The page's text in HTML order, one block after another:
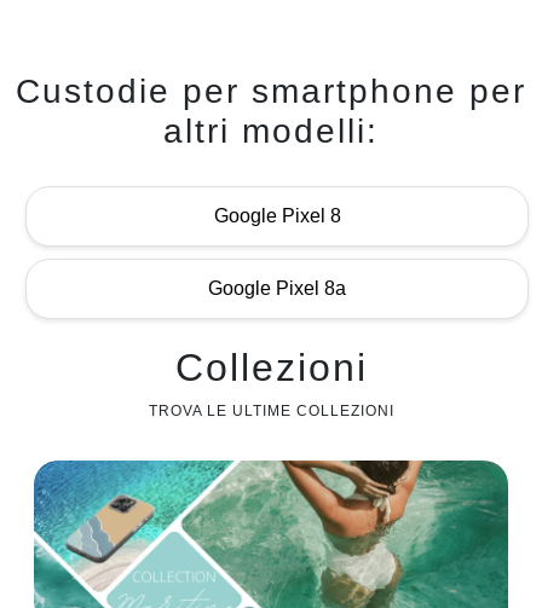
Custodie per smartphone per
altri modelli:
Google Pixel 8
Google Pixel 8a
Collezioni
TROVA LE ULTIME COLLEZIONI